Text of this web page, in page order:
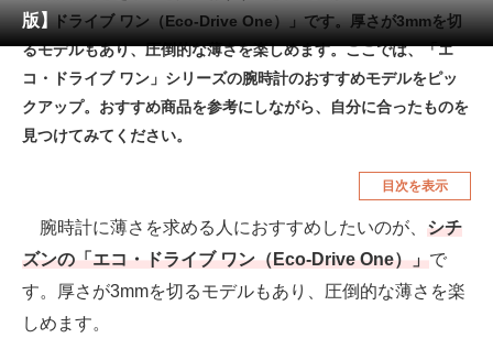
生活家電 生活用品
空調・季節家電 美容・コスメ
腕時計
食器・グラス・カトラリー
注目記事を集めた総合ページ
版】
コ・ドライブ ワン（Eco-Drive One）」です。厚さが3mmを切
るモデルもあり、圧倒的な薄さを楽しめます。ここでは、「エ
コ・ドライブ ワン」シリーズの腕時計のおすすめモデルをピッ
クアップ。おすすめ商品を参考にしながら、自分に合ったものを
見つけてみてください。
目次を表示
腕時計に薄さを求める人におすすめしたいのが、 シチ
ズンの「エコ・ドライブ ワン（Eco-Drive One）」で
す。厚さが3mmを切るモデルもあり、圧倒的な薄さを楽
しめます。